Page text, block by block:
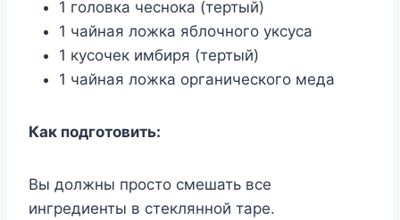
1 головка чеснока (тертый)
1 чайная ложка яблочного уксуса
1 кусочек имбиря (тертый)
1 чайная ложка органического меда
Как подготовить:
Вы должны просто смешать все
ингредиенты в стеклянной таре.